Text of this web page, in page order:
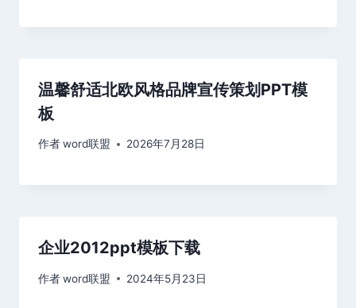
温馨舒适北欧风格品牌宣传策划PPT模
板
作者word联盟 2026年7月28日
企业2012ppt模板下载
作者word联盟 2024年5月23日